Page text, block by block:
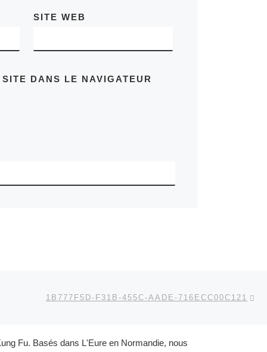
SITE WEB
DANS LE NAVIGATEUR
1B777F5D-F31B-455C-AADE-716ECC00C121
Fu. Basés dans L'Eure en Normandie, nous